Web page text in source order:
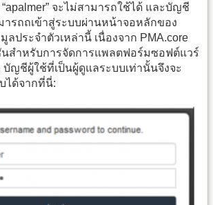
จะไม่สามารถใช้ได้ และบัญชี
ารถถเข้าสู่ระบบผ่านหน้าจอหลักของ
ลประจำตัวเหล่านี้ เนื่องจาก PMA.core
นสำหรับการจัดการแพลตฟอร์มซอฟต์แวร์
บัญชีผู้ใช้ที่เป็นผู้ดูแลระบบเท่านั้นจึงจะ
ได้จากที่นี่: